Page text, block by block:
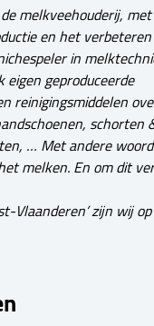
melkveehouderij,
en het verbeteren
in
geproduceerde
reinigingsmiddelen
schorten
… Met andere
melken. En om dit
Vlaanderen’ zijn wij op